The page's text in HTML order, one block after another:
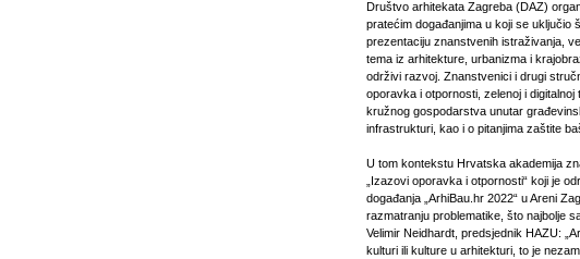
Društvo arhitekata Zagreba (DAZ)
pratećim događanjima u koji se
prezentaciju znanstvenih istraživanja,
tema iz arhitekture, urbanizma i
održivi razvoj. Znanstvenici i drugi
oporavka i otpornosti, zelenoj i
kružnog gospodarstva unutar
infrastrukturi, kao i o pitanjima zaštite
U tom kontekstu Hrvatska akademija
„Izazovi oporavka i otpornosti“ koji je
događanja „ArhiBau.hr 2022“ u Areni
razmatranju problematike, što najbolje
Velimir Neidhardt, predsjednik HAZU:
kulturi ili kulture u arhitekturi, to je